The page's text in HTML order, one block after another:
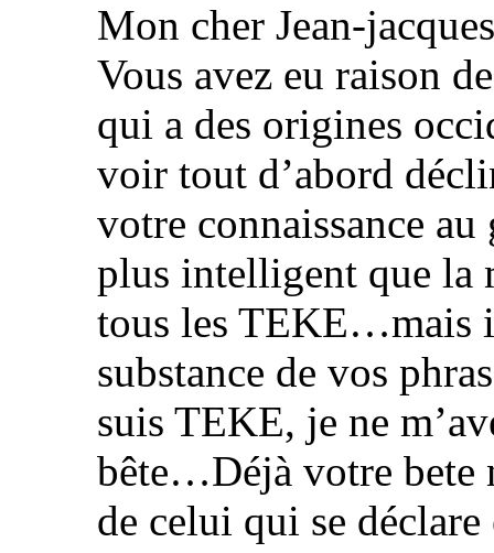
Mon cher Jean-
Vous avez eu raison
qui a des origines
voir tout d’abord
votre connaissance
plus intelligent que la
tous les TEKE…mais
substance de vos
suis TEKE, je ne
bête…Déjà votre bete
de celui qui se